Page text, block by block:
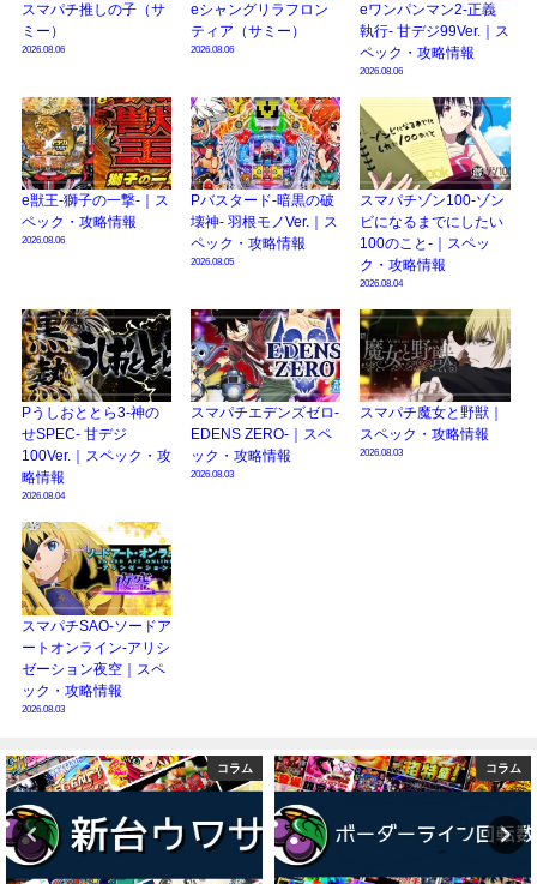
【2025年】エイプリルフール話題（ネタ）まとめ｜ぱちんこパチスロ関連【4
月1日】
スマパチ推しの子（サ
ミー）
2026.08.06
eシャングリラフロン
ティア（サミー）
2026.08.06
eワンパンマン2-正義
執行- 甘デジ99Ver.｜ス
ペック・攻略情報
2026.08.06
e獣王-獅子の一撃-｜ス
ペック・攻略情報
2026.08.06
Pバスタード-暗黒の破
壊神- 羽根モノVer.｜ス
ペック・攻略情報
2026.08.05
スマパチゾン100-ゾン
ビになるまでにしたい
100のこと-｜スペッ
ク・攻略情報
2026.08.04
Pうしおととら3-神の
せSPEC- 甘デジ
100Ver.｜スペック・攻
略情報
2026.08.04
スマパチエデンズゼロ-
EDENS ZERO-｜スペ
ック・攻略情報
2026.08.03
スマパチ魔女と野獣｜
スペック・攻略情報
2026.08.03
スマパチSAO-ソードア
ートオンライン-アリシ
ゼーション夜空｜スペ
ック・攻略情報
2026.08.03
コラム コラム